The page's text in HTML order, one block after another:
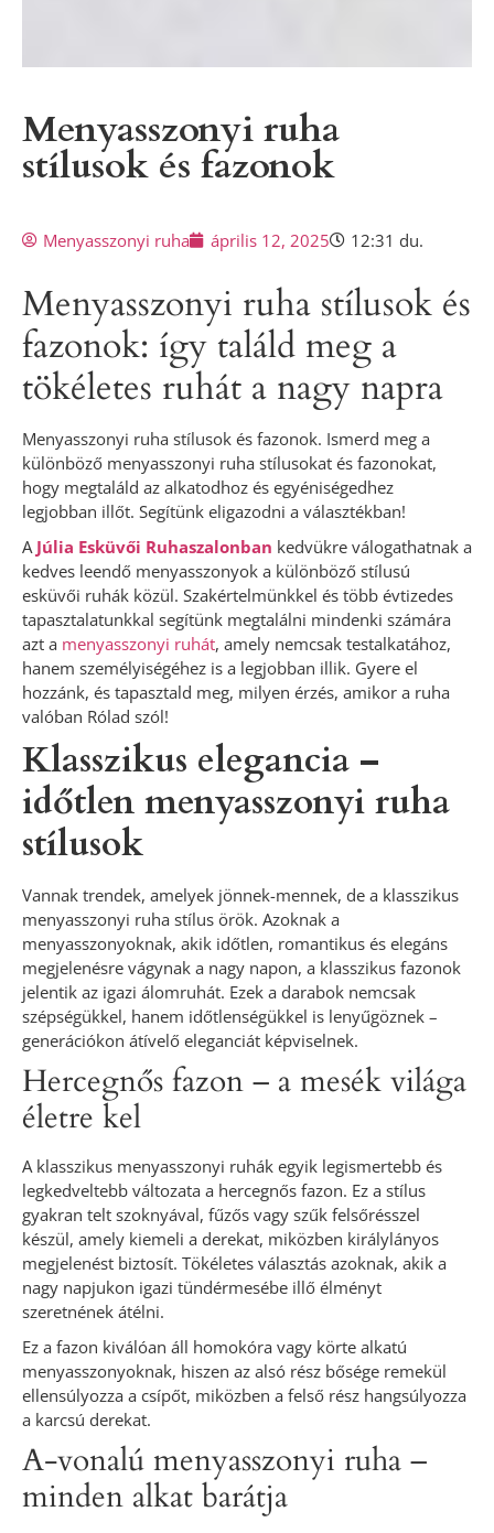
Menyasszonyi ruha
stílusok és fazonok
Menyasszonyi ruha április 12, 2025 12:31 du.
Menyasszonyi ruha stílusok és
fazonok: így találd meg a
tökéletes ruhát a nagy napra
Menyasszonyi ruha stílusok és fazonok. Ismerd meg a
különböző menyasszonyi ruha stílusokat és fazonokat,
hogy megtaláld az alkatodhoz és egyéniségedhez
legjobban illőt. Segítünk eligazodni a választékban!
A Júlia Esküvői Ruhaszalonban kedvükre válogathatnak a
kedves leendő menyasszonyok a különböző stílusú
esküvői ruhák közül. Szakértelmünkkel és több évtizedes
tapasztalatunkkal segítünk megtalálni mindenki számára
azt a menyasszonyi ruhát, amely nemcsak testalkatához,
hanem személyiségéhez is a legjobban illik. Gyere el
hozzánk, és tapasztald meg, milyen érzés, amikor a ruha
valóban Rólad szól!
Klasszikus elegancia –
időtlen menyasszonyi ruha
stílusok
Vannak trendek, amelyek jönnek-mennek, de a klasszikus
menyasszonyi ruha stílus örök. Azoknak a
menyasszonyoknak, akik időtlen, romantikus és elegáns
megjelenésre vágynak a nagy napon, a klasszikus fazonok
jelentik az igazi álomruhát. Ezek a darabok nemcsak
szépségükkel, hanem időtlenségükkel is lenyűgöznek –
generációkon átívelő eleganciát képviselnek.
Hercegnős fazon – a mesék világa
életre kel
A klasszikus menyasszonyi ruhák egyik legismertebb és
legkedveltebb változata a hercegnős fazon. Ez a stílus
gyakran telt szoknyával, fűzős vagy szűk felsőrésszel
készül, amely kiemeli a derekat, miközben királylányos
megjelenést biztosít. Tökéletes választás azoknak, akik a
nagy napjukon igazi tündérmesébe illő élményt
szeretnének átélni.
Ez a fazon kiválóan áll homokóra vagy körte alkatú
menyasszonyoknak, hiszen az alsó rész bősége remekül
ellensúlyozza a csípőt, miközben a felső rész hangsúlyozza
a karcsú derekat.
A-vonalú menyasszonyi ruha –
minden alkat barátja